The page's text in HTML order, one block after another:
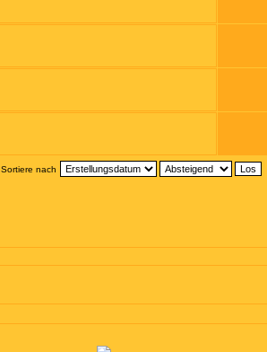
Sortiere nach